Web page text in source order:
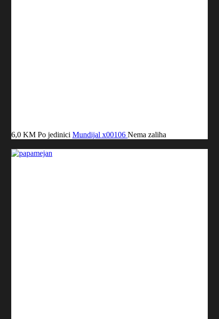
6,0 KM Po jedinici Mundijal x00106 Nema zaliha